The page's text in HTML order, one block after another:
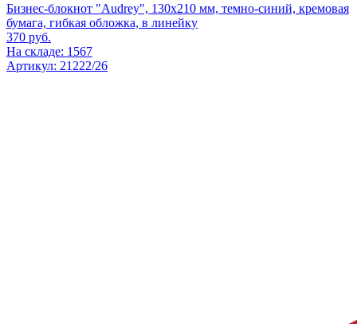
Бизнес-блокнот "Audrey", 130х210 мм, темно-синий, кремовая
бумага, гибкая обложка, в линейку
370 руб.
На складе: 1567
Артикул: 21222/26